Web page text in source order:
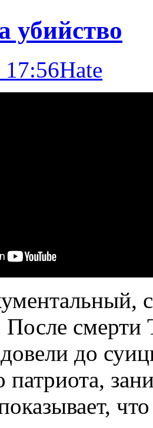
убийство
17:56Hate
После смерти
до
патриота,